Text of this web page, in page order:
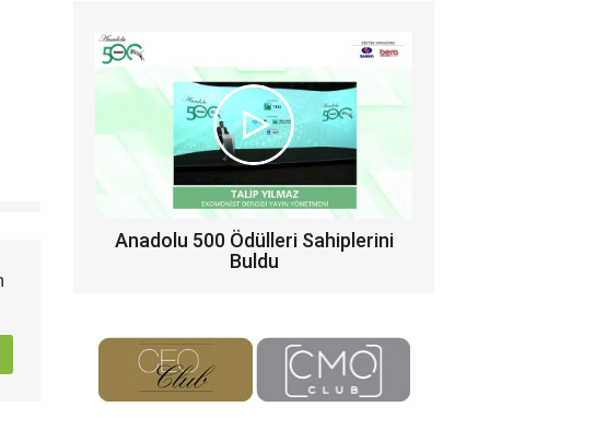
Anadolu 500 Ödülleri Sahiplerini
Buldu